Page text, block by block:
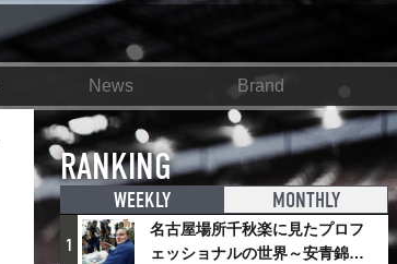
News Brand
RANKING
WEEKLY MONTHLY
1
名古屋場所千秋楽に見たプロフ
ェッショナルの世界～安青錦の